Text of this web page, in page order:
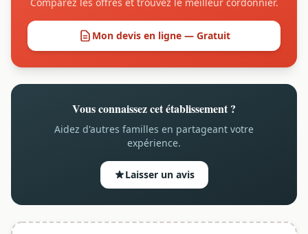
Mon devis en ligne — Gratuit
Vous connaissez cet établissement ?
Aidez d'autres familles en partageant votre
expérience.
Laisser un avis